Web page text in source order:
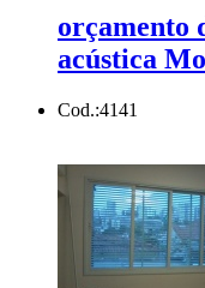
orçamento
acústica
Cod.:4141